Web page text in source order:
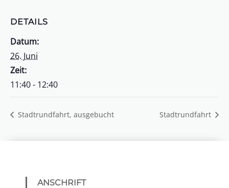
DETAILS
Datum:
26. Juni
Zeit:
11:40 - 12:40
Stadtrundfahrt, ausgebucht Stadtrundfahrt
ANSCHRIFT